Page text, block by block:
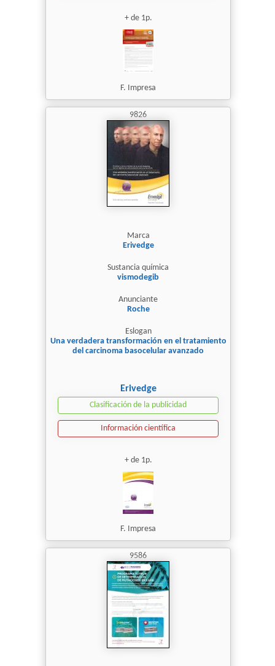
+ de 1p.
F. Impresa
9826
Marca
Erivedge
Sustancia química
vismodegib
Anunciante
Roche
Eslogan
Una verdadera transformación en el tratamiento
del carcinoma basocelular avanzado
Erivedge
Clasificación de la publicidad
Información científica
+ de 1p.
F. Impresa
9586